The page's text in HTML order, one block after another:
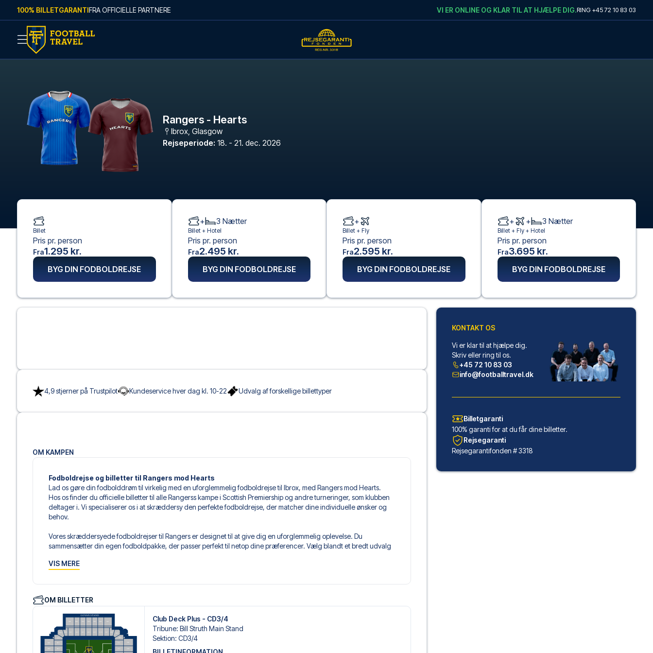
Skip to content
100% BILLETGARANTIFRA OFFICIELLE PARTNERE VI ER ONLINE OG KLAR TIL AT HJÆLPE DIG.RING +45 72 10 83 03
Rangers - Hearts
Ibrox, Glasgow
Rejseperiode: 18. - 21. dec. 2026
4,9 stjerner på Trustpilot Kundeservice hver dag kl. 10-22 Udvalg af forskellige billettyper
OM KAMPEN
Fodboldrejse og billetter til Rangers mod Hearts
Lad os gøre din fodbolddrøm til virkelig med en uforglemmelig fodboldrejse til Ibrox, med Rangers mod Hearts.
Hos os finder du officielle billetter til alle Rangerss kampe i Scottish Premiership og andre turneringer, som klubben
deltager i. Vi specialiserer os i at skræddersy den perfekte fodboldrejse, der matcher dine individuelle ønsker og
behov.
Vores skræddersyede fodboldrejser til Rangers er designet til at give dig en uforglemmelig oplevelse. Du
sammensætter din egen fodboldpakke, der passer perfekt til netop dine præferencer. Vælg blandt et bredt udvalg
det er en hospitality-billet. En hospitality-billet, er en billet, hvor der er mere inkluderet end selve billetten. Det kan
du vælger billettypen, og på dine rejsedokumenter.
Vi tilbyder et bredt udvalg af håndplukkede hoteller i Glasgow, der passer til enhver smag og ethvert budget. Fra
luksuriøse 5-stjernede hoteller til charmerende boutiquehoteller og prisvenlige alternativer – vi har noget for
enhver rejsende. Vi tager højde for beliggenhed, komfort og pris. Det eneste du skal gøre er at vælge det hotel der
VIS MERE
OM BILLETTER
Club Deck Plus - CD3/4
Tribune: Bill Struth Main Stand
Sektion: CD3/​4
Billet
Pris pr. person
Fra1.295 kr.
BYG DIN FODBOLDREJSE
+ 3 Nætter
Billet + Hotel
Pris pr. person
Fra2.495 kr.
BYG DIN FODBOLDREJSE
+
Billet + Fly
Pris pr. person
Fra2.595 kr.
BYG DIN FODBOLDREJSE
+ + 3 Nætter
Billet + Fly+ Hotel
Pris pr. person
Fra3.695 kr.
BYG DIN FODBOLDREJSE
KONTAKT OS
Vi er klar til at hjælpe dig.
Skriv eller ring til os.
+45 72 10 83 03
info@footballtravel.dk
Billetgaranti
100% garanti for at du får dine billetter.
Rejsegaranti
Rejsegarantifonden # 3318